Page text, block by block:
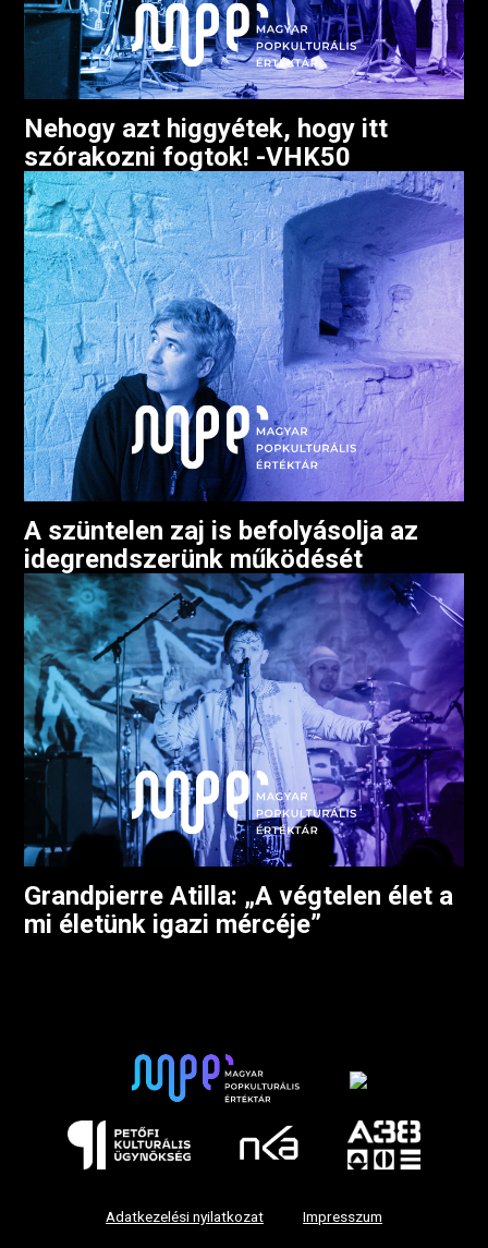
Nehogy azt higgyétek, hogy itt
szórakozni fogtok! -VHK50
A szüntelen zaj is befolyásolja az
idegrendszerünk működését
Grandpierre Atilla: „A végtelen élet a
mi életünk igazi mércéje”
Adatkezelési nyilatkozat Impresszum